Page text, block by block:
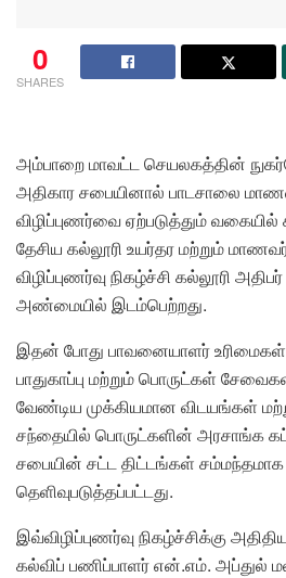
0
SHARES
அம்பாறை மாவட்ட செயலகத்தின்
அதிகார சபையினால் பாடசாலை
விழிப்புணர்வை ஏற்படுத்தும்
தேசிய கல்லூரி உயர்தர மற்றும்
விழிப்புணர்வு நிகழ்ச்சி கல்லூரி
அண்மையில் இடம்பெற்றது.
இதன் போது பாவனையாளர்
பாதுகாப்பு மற்றும் பொருட்கள்
வேண்டிய முக்கியமான விடயங்கள்
சந்தையில் பொருட்களின் அரசாங்க
சபையின் சட்ட திட்டங்கள்
தெளிவுபடுத்தப்பட்டது.
இவ்விழிப்புணர்வு நிகழ்ச்சிக்கு
கல்விப் பணிப்பாளர் என்.எம். அப்துல்